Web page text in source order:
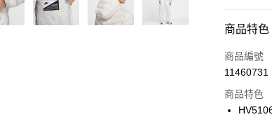
合作金
華南商
上海商
國泰世
LINE Pay
Apple Pay
商品特色
商品編號
11460731
商品特色